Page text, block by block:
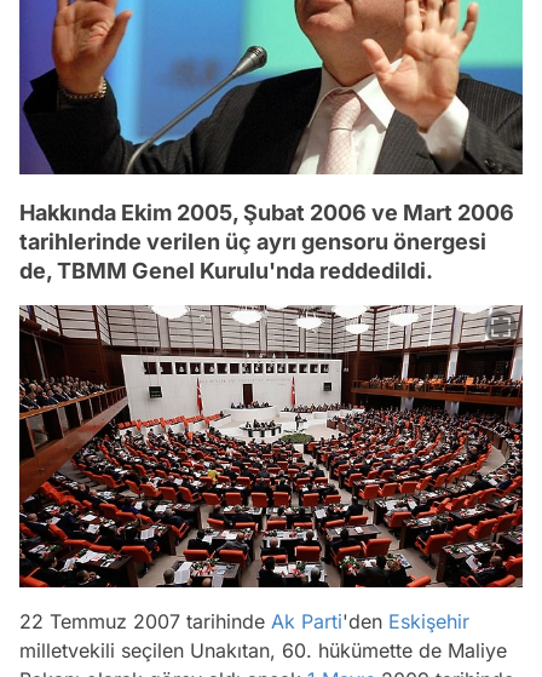
Hakkında Ekim 2005, Şubat 2006 ve Mart 2006
tarihlerinde verilen üç ayrı gensoru önergesi
de, TBMM Genel Kurulu'nda reddedildi.
22 Temmuz 2007 tarihinde Ak Parti'den Eskişehir
milletvekili seçilen Unakıtan, 60. hükümette de Maliye